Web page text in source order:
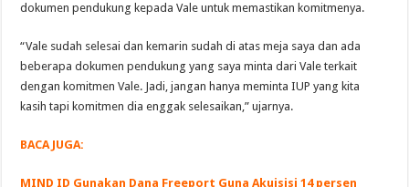
dokumen pendukung kepada Vale untuk memastikan komitmenya.
“Vale sudah selesai dan kemarin sudah di atas meja saya dan ada
beberapa dokumen pendukung yang saya minta dari Vale terkait
dengan komitmen Vale. Jadi, jangan hanya meminta IUP yang kita
kasih tapi komitmen dia enggak selesaikan,” ujarnya.
BACA JUGA:
MIND ID Gunakan Dana Freeport Guna Akuisisi 14 persen